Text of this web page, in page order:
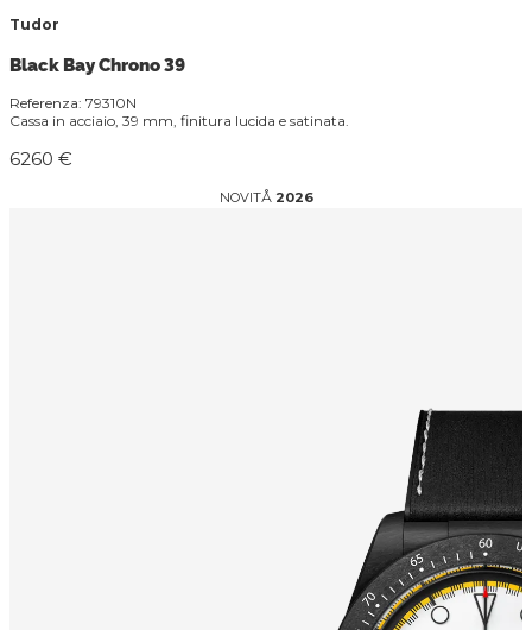
Tudor
Black Bay Chrono 39
Referenza: 79310N
Cassa in acciaio, 39 mm, finitura lucida e satinata.
6260 €
NOVITÅ 2026